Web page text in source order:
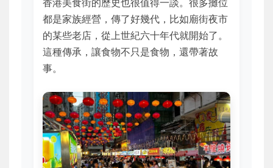
香港美食街的歷史也很值得一談。很多攤位
都是家族經營，傳了好幾代，比如廟街夜市
的某些老店，從上世紀六十年代就開始了。
這種傳承，讓食物不只是食物，還帶著故
事。